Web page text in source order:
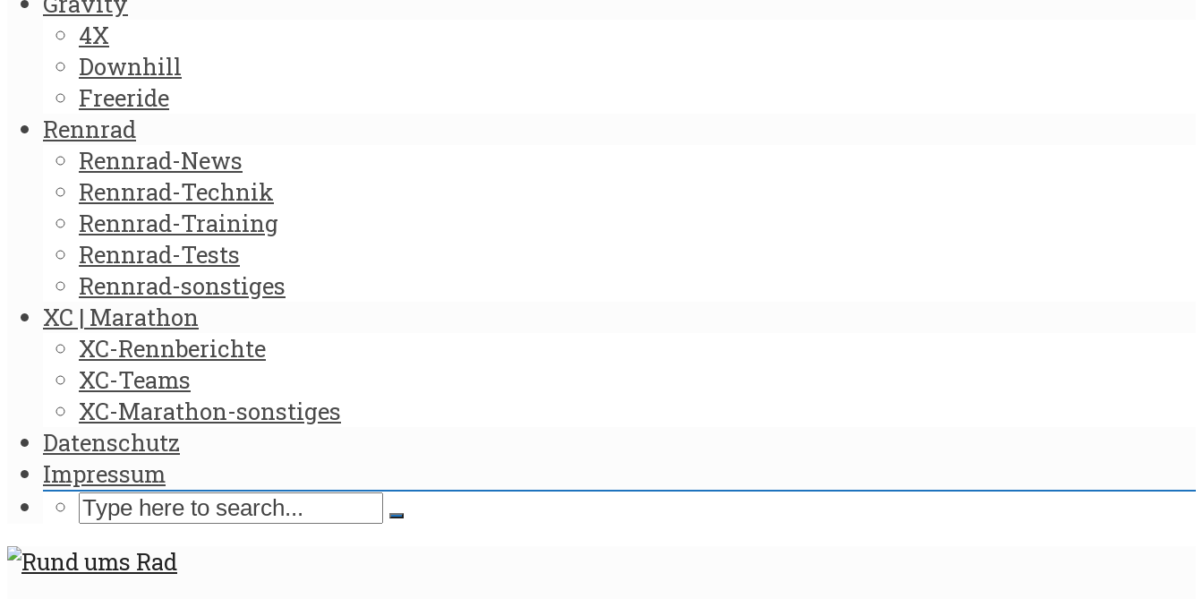
4X
Downhill
Freeride
Rennrad
Rennrad-News
Rennrad-Technik
Rennrad-Training
Rennrad-Tests
Rennrad-sonstiges
XC | Marathon
XC-Rennberichte
XC-Teams
XC-Marathon-sonstiges
Datenschutz
Impressum